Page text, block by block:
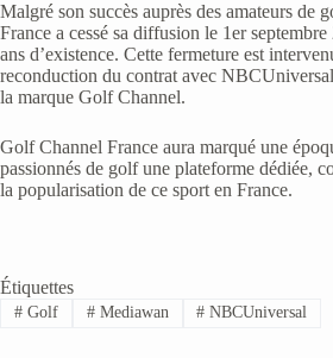
Malgré son succès auprès des amateurs de
France a cessé sa diffusion le 1er
ans d’existence. Cette fermeture est
reconduction du contrat avec
la marque Golf Channel.
Golf Channel France aura marqué une
passionnés de golf une plateforme dédiée,
la popularisation de ce sport en France.
Étiquettes
#Golf #Mediawan # NBCUniversal